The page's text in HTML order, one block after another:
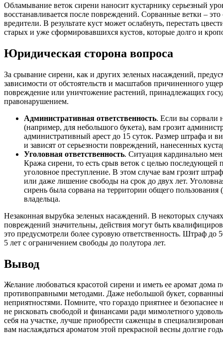
Обламывание веток сирени наносит кустарнику серьезный
восстанавливается после повреждений. Сорванные ветки –
вредители. В результате куст может ослабнуть, перестать
старых и уже сформировавшихся кустов, которые долго и
Юридическая сторона вопроса
За срывание сирени, как и других зеленых насаждений,
зависимости от обстоятельств и масштабов причиненного
повреждение или уничтожение растений, принадлежащих
правонарушением.
Административная ответственность. Если вы сорвали
(например, для небольшого букета), вам грозит
административный арест до 15 суток. Размер штрафа и
и зависят от серьезности повреждений, нанесенных
Уголовная ответственность. Ситуация кардинально
Кража сирени, то есть срыв веток с целью последующей
уголовное преступление. В этом случае вам грозит
или даже лишение свободы на срок до двух лет.
сирень была сорвана на территории общего пользования
владельца.
Незаконная вырубка зеленых насаждений. В некоторых
повреждений значительны, действия могут быть
это предусмотрели более суровую ответственность. Штраф
5 лет с ограничением свободы до полутора лет.
Вывод
Желание любоваться красотой сирени и иметь ее аромат дома
противоправными методами. Даже небольшой букет,
неприятностями. Помните, что гораздо приятнее и
не рисковать свободой и финансами ради мимолетного
себя на участке, лучше приобрести саженцы в
вам наслаждаться ароматом этой прекрасной весны долгие